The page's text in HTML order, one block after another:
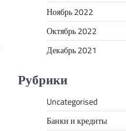
Ноябрь 2022
Октябрь 2022
Декабрь 2021
Рубрики
Uncategorised
Банки и кредиты